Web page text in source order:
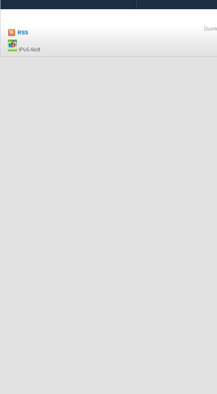
RSS
IPv6 Aktif